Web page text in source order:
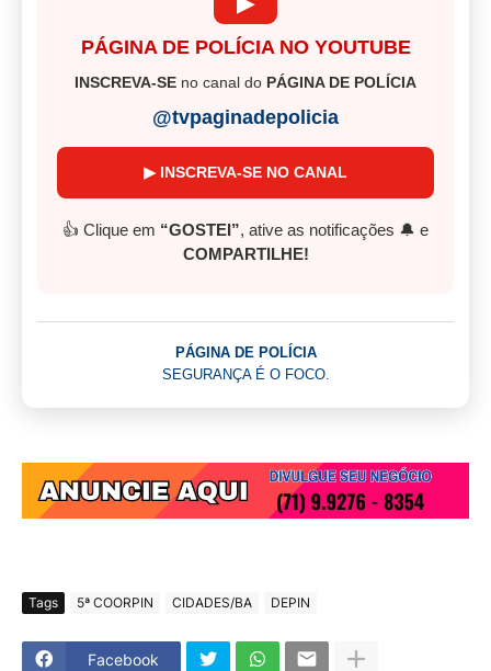
PÁGINA DE POLÍCIA NO YOUTUBE
INSCREVA-SE no canal do PÁGINA DE POLÍCIA
@tvpaginadepolicia
▶ INSCREVA-SE NO CANAL
👍 Clique em “GOSTEI”, ative as notificações 🔔 e
COMPARTILHE!
PÁGINA DE POLÍCIA
SEGURANÇA É O FOCO.
Tags 5ª COORPIN CIDADES/BA DEPIN
Facebook